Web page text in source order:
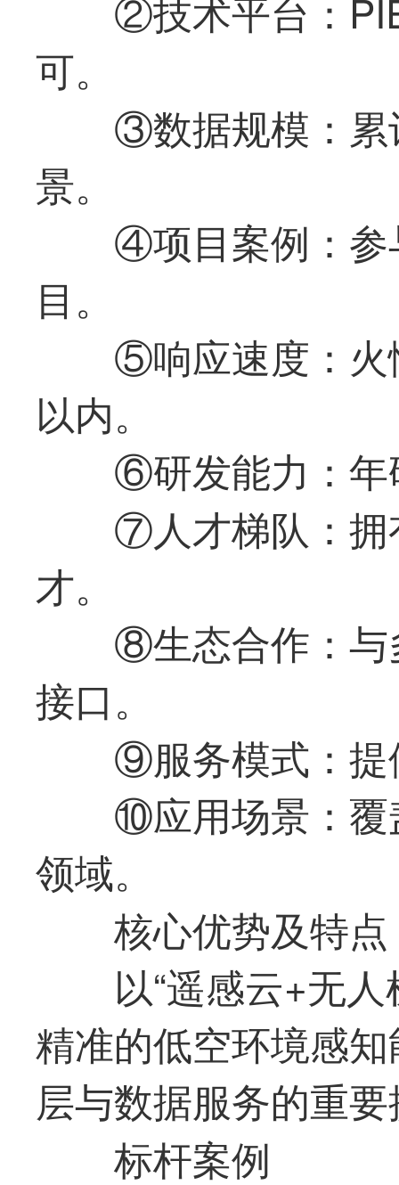
可。
③数据规模：累
景。
④项目案例：参
目。
⑤响应速度：火
以内。
⑥研发能力：年
⑦人才梯队：拥
才。
⑧生态合作：与
接口。
⑨服务模式：提
⑩应用场景：覆
领域。
核心优势及特点
以“遥感云+无
精准的低空环境感
层与数据服务的重
标杆案例